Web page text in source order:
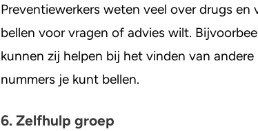
Preventiewerkers weten veel over drugs
bellen voor vragen of advies wilt.
kunnen zij helpen bij het vinden van andere
nummers je kunt bellen.
6. Zelfhulp groep